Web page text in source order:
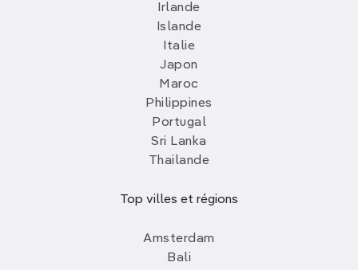
Irlande
Islande
Italie
Japon
Maroc
Philippines
Portugal
Sri Lanka
Thailande
Top villes et régions
Amsterdam
Bali